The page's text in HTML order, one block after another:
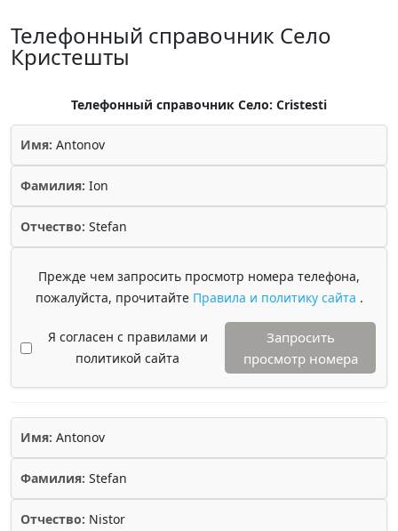
Телефонный справочник Село
Кристешты
Телефонный справочник Село: Cristesti
Имя: Antonov
Фамилия: Ion
Отчество: Stefan
Прежде чем запросить просмотр номера телефона,
пожалуйста, прочитайте Правила и политику сайта .
Я согласен с правилами и
политикой сайта
Запросить
просмотр номера
Имя: Antonov
Фамилия: Stefan
Отчество: Nistor